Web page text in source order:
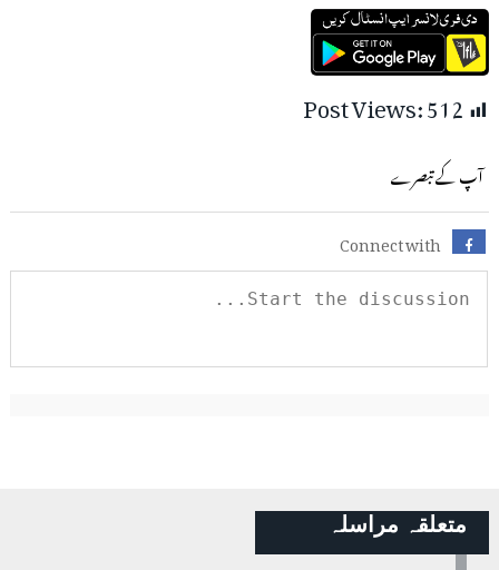
Post Views:512
آپ کے تبصرے
Connect with
متعلقہ مراسلہ